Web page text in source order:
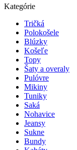
Kategórie
Tričká
Polokošele
Blúzky
Košeľe
Topy
Šaty a overaly
Pulóvre
Mikiny
Tuniky
Saká
Nohavice
Jeansy
Sukne
Bundy